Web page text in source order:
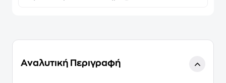
Αναλυτική Περιγραφή